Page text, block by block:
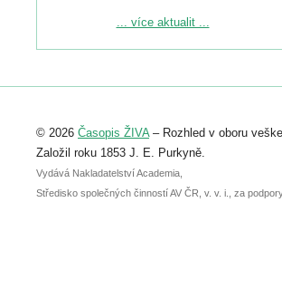
Podrobnější informace ke konferenci
Registrovat se můžete do 6. září.
abstraktu přihlášené přednášky nebo
posteru je už 30. června.
... více aktualit ...
© 2026 Časopis ŽIVA– Rozhled v oboru
Založil roku 1853 J. E. Purkyně.
Vydává Nakladatelství Academia,
Středisko společných činností AV ČR, v. v. i., za